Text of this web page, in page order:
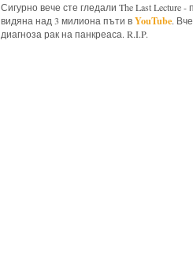
Сигурно вече сте гледали The Last
видяна над 3 милиона пъти вYouTube.
диагноза рак на панкреаса. R.I.P.